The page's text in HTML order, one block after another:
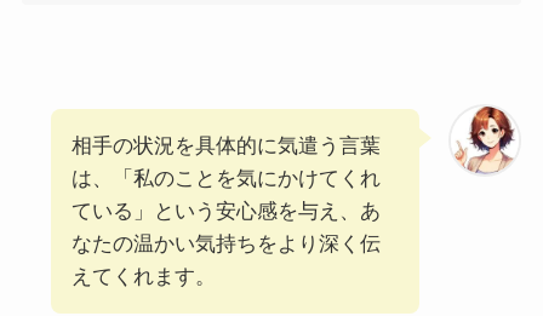
相手の状況を具体的に気遣う言葉
は、「私のことを気にかけてくれ
ている」という安心感を与え、あ
なたの温かい気持ちをより深く伝
えてくれます。